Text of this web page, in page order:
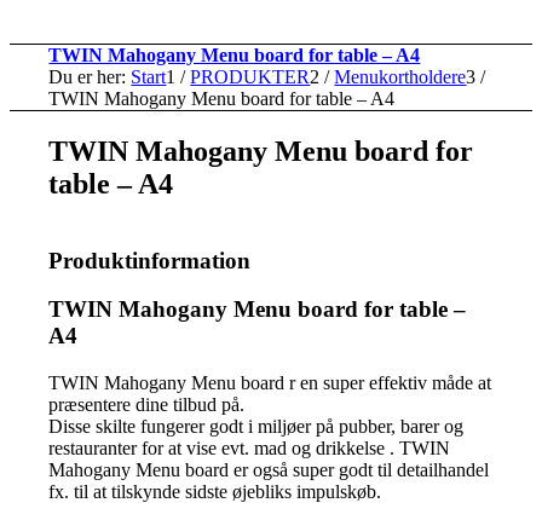
TWIN Mahogany Menu board for table – A4
Du er her: Start1 / PRODUKTER2 / Menukortholdere3 /
TWIN Mahogany Menu board for table – A4
TWIN Mahogany Menu board for
table – A4
Produktinformation
TWIN Mahogany Menu board for table –
A4
TWIN Mahogany Menu board r en super effektiv måde at
præsentere dine tilbud på.
Disse skilte fungerer godt i miljøer på pubber, barer og
restauranter for at vise evt. mad og drikkelse . TWIN
Mahogany Menu board er også super godt til detailhandel
fx. til at tilskynde sidste øjebliks impulskøb.